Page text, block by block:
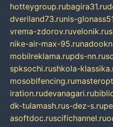
hotteygroup.rubagira31.ru
dveriland73.runis-
vrema-zdorov.ruvelonik.ru
nike-air-max-95.ru
mobilreklama.rupds-nn.ru
spksochi.rushkola-
mosoblfencing.ru
iration.rudevanagari.ru
dk-tulamash.rus-dez-s.ru
asoftdoc.ruscifichannel.ru